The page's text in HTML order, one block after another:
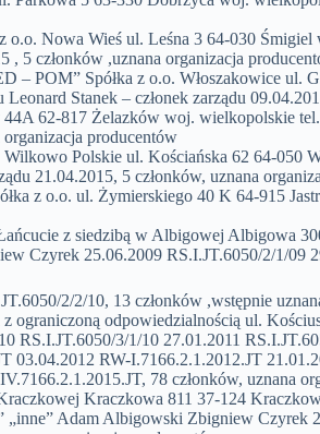
o.o. Nowa Wieś ul. Leśna 3 64-030
, 5 członków ,uznana organizacja
– POM” Spółka z o.o. Włoszakowice
Stanek – członek zarządu
62-817 Żelazków woj. wielkopolskie
producentów
Polskie ul. Kościańska 62 64-
21.04.2015, 5 członków, uznana
z o.o. ul. Żymierskiego 40 K 64-915
z siedzibą w Albigowej Albigowa
Czyrek 25.06.2009 RS.I.JT.6050/2/1/09
2/2/10, 13 członków ,wstępnie
ograniczoną odpowiedzialnością ul.
RS.I.JT.6050/3/1/10 27.01.2011
03.04.2012 RW-I.7166.2.1.2012.JT
78 członków, uznana
Kraczkowa 811 37-124
Adam Albigowski Zbigniew Czyrek